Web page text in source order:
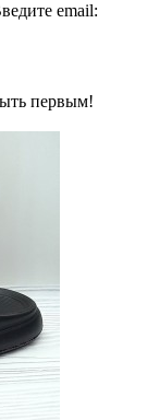
email:
первым!